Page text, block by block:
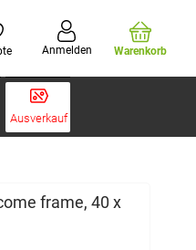
Anmelden Warenkorb
Ausverkauf
frame, 40 x